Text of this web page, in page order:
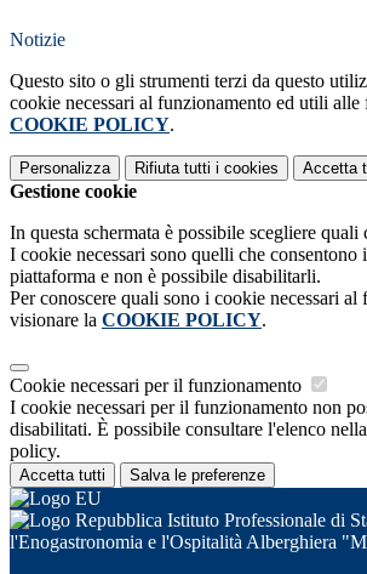
Notizie
Questo sito o gli strumenti terzi da questo
cookie necessari al funzionamento ed utili
COOKIE POLICY.
Personalizza Rifiuta tutti i cookies Accetta
Gestione cookie
In questa schermata è possibile scegliere quali
I cookie necessari sono quelli che consentono
piattaforma e non è possibile disabilitarli.
Per conoscere quali sono i cookie necessari al
visionare la COOKIE POLICY.
Cookie necessari per il funzionamento
I cookie necessari per il funzionamento non
disabilitati. È possibile consultare l'elenco
policy.
Accetta tutti Salva le preferenze
Istituto Professionale di
l'Enogastronomia e l'Ospitalità Alberghiera